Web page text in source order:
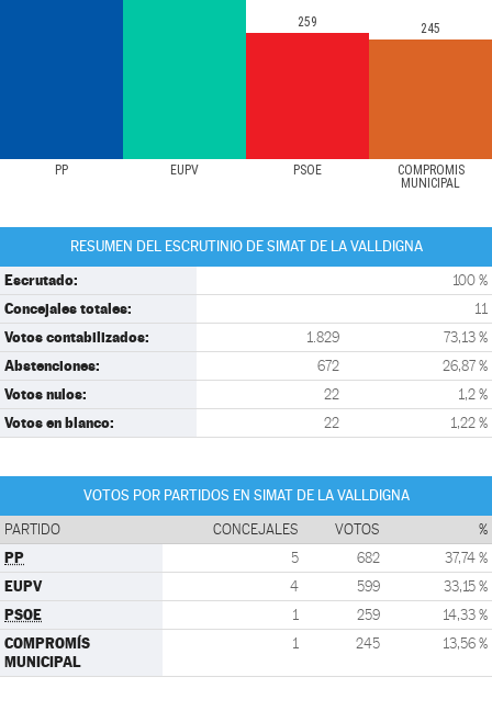
PP EUPV PSOE
COMPROMÍS
MUNICIPAL
259 245
RESUMEN DEL ESCRUTINIO DE SIMAT DE LA VALLDIGNA
Escrutado: 100 %
Concejales totales: 11
Votos contabilizados: 1.829 73,13 %
Abstenciones: 672 26,87 %
Votos nulos: 22 1,2 %
Votos en blanco: 22 1,22 %
VOTOS POR PARTIDOS EN SIMAT DE LA VALLDIGNA
PARTIDO CONCEJALES VOTOS %
PP 5 682 37,74 %
EUPV 4 599 33,15 %
PSOE 1 259 14,33 %
COMPROMÍS
MUNICIPAL
1 245 13,56 %